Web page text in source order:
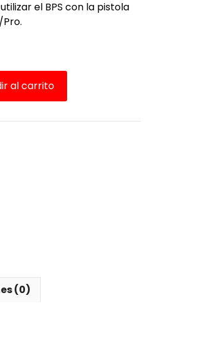
el BPS con la pistola
al carrito
(0)